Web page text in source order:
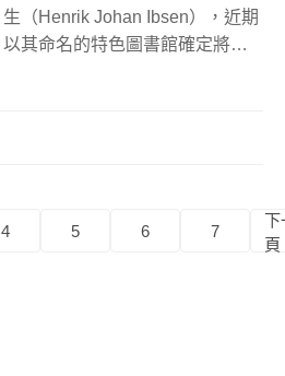
生（Henrik Johan Ibsen），近期
以其命名的特色圖書館確定將由
4 5 6 7
下
頁